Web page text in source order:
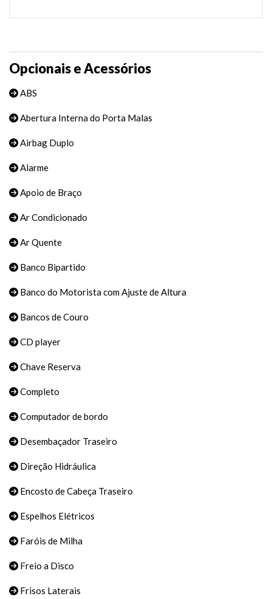
Opcionais e Acessórios
ABS
Abertura Interna do Porta Malas
Airbag Duplo
Alarme
Apoio de Braço
Ar Condicionado
Ar Quente
Banco Bipartido
Banco do Motorista com Ajuste de Altura
Bancos de Couro
CD player
Chave Reserva
Completo
Computador de bordo
Desembaçador Traseiro
Direção Hidráulica
Encosto de Cabeça Traseiro
Espelhos Elétricos
Faróis de Milha
Freio a Disco
Frisos Laterais